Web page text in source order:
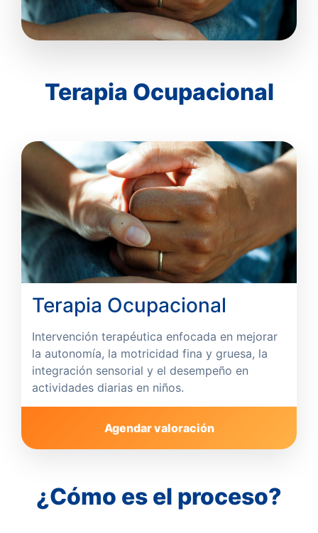
Terapia Ocupacional
Terapia Ocupacional
Intervención terapéutica enfocada en mejorar
la autonomía, la motricidad fina y gruesa, la
integración sensorial y el desempeño en
actividades diarias en niños.
Agendar valoración
¿Cómo es el proceso?